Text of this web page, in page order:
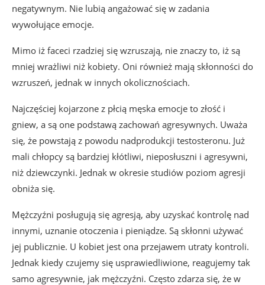
negatywnym. Nie lubią angażować się w zadania
wywołujące emocje.
Mimo iż faceci rzadziej się wzruszają, nie znaczy to, iż są
mniej wrażliwi niż kobiety. Oni również mają skłonności do
wzruszeń, jednak w innych okolicznościach.
Najczęściej kojarzone z płcią męska emocje to złość i
gniew, a są one podstawą zachowań agresywnych. Uważa
się, że powstają z powodu nadprodukcji testosteronu. Już
mali chłopcy są bardziej kłótliwi, nieposłuszni i agresywni,
niż dziewczynki. Jednak w okresie studiów poziom agresji
obniża się.
Mężczyźni posługują się agresją, aby uzyskać kontrolę nad
innymi, uznanie otoczenia i pieniądze. Są skłonni używać
jej publicznie. U kobiet jest ona przejawem utraty kontroli.
Jednak kiedy czujemy się usprawiedliwione, reagujemy tak
samo agresywnie, jak mężczyźni. Często zdarza się, że w